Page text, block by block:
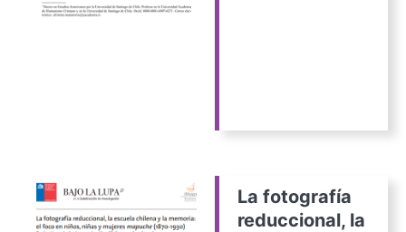
La fotografía
reduccional, la